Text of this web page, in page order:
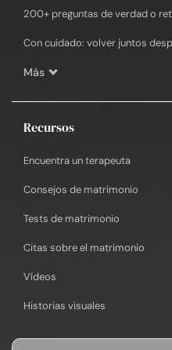
200+ preguntas de verdad o
Con cuidado: volver juntos
Más
Recursos
Encuentra un terapeuta
Consejos de matrimonio
Tests de matrimonio
Citas sobre el matrimonio
Vídeos
Historias visuales